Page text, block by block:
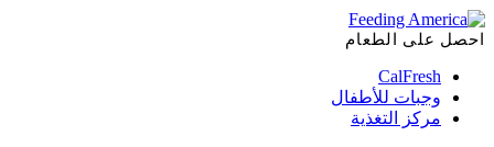
احصل على الطعام
CalFresh
وجبات للأطفال
مركز التغذية